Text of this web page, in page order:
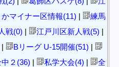
マイナー区情報(11) |
練馬
戦(0) | 江戸川区新人戦(5) |
| Bリーグ U-15開催(51) |
２(36) | 私学大会(4) |
全